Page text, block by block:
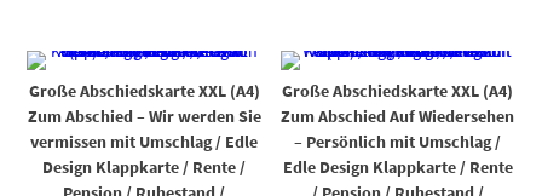
Große Abschiedskarte XXL (A4)
Zum Abschied – Wir werden Sie
vermissen mit Umschlag / Edle
Design Klappkarte / Rente /
Große Abschiedskarte XXL (A4)
Zum Abschied Auf Wiedersehen
– Persönlich mit Umschlag /
Edle Design Klappkarte / Rente